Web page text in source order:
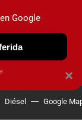
Diésel Google
×
Google